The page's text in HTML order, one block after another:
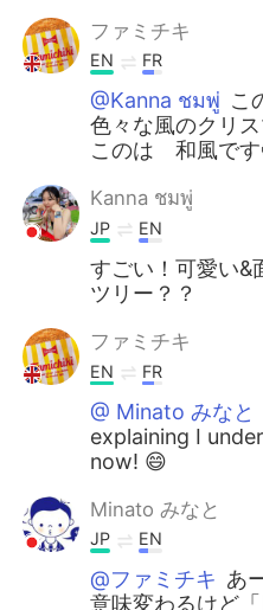
ファミチキ
EN FR
@Kanna ชมพู่ こ
色々な風のクリ
このは 和風で
Kanna ชมพู่
JP EN
すごい！可愛い&
ツリー？？
ファミチキ
EN FR
@ Minato みなと
explaining I
now! 😄
Minato みなと
JP EN
@ファミチキ あ
意味変わるけど